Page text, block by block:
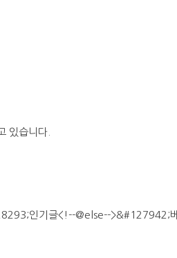
있습니다.
인기글<!--@else-->&#127942;베